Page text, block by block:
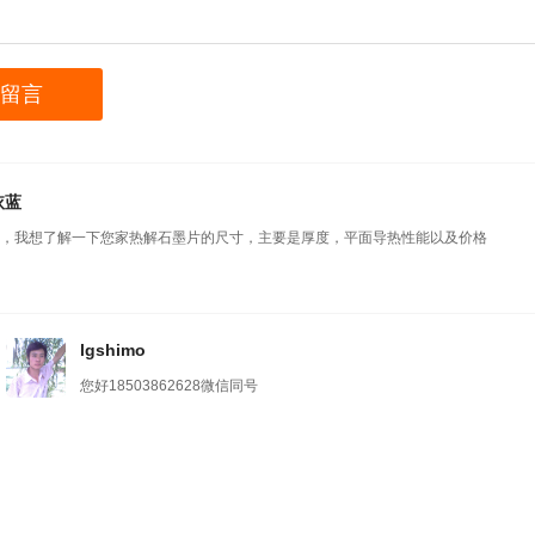
蓝
我想了解一下您家热解石墨片的尺寸，主要是厚度，平面导热性能以及价格
lgshimo
您好18503862628微信同号